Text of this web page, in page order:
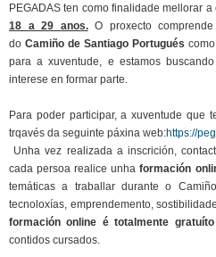
PEGADAS ten como finalidade mellorar a
18 a 29 anos.O proxecto
do Camiño de Santiago Portugués
para a xuventude, e estamos
interese en formar parte.
Para poder participar, a xuventude que
trqavés da seguinte páxina web:https://
Unha vez realizada a inscrición,
cada persoa realice unhaformación
temáticas a traballar durante o
tecnoloxías, emprendemento,
formación online é totalmente gratuíto
contidos cursados.